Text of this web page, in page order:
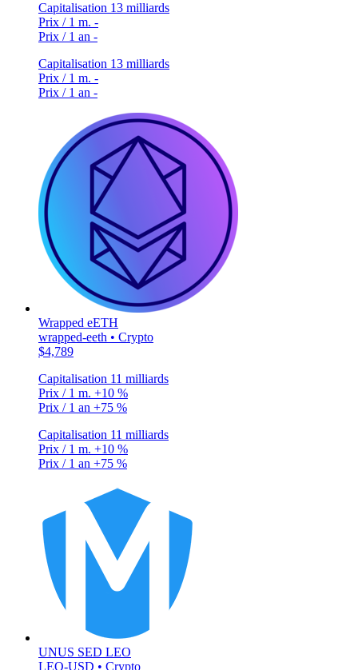
Capitalisation 13 milliards
Prix / 1 m. -
Prix / 1 an -
Capitalisation 13 milliards
Prix / 1 m. -
Prix / 1 an -
Wrapped eETH
wrapped-eeth • Crypto
$4,789
Capitalisation 11 milliards
Prix / 1 m. +10 %
Prix / 1 an +75 %
Capitalisation 11 milliards
Prix / 1 m. +10 %
Prix / 1 an +75 %
UNUS SED LEO
LEO-USD • Crypto